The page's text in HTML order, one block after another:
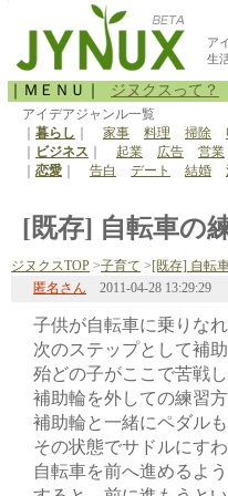
ア
生
｜ＭＥＮＵ｜ ジヌクスって？
アイデアジャンル一覧
暮らし 家事 料理 掃除
ビジネス 起業 広告 営業
恋愛 告白 デート 結婚
[既存] 自転車の
ジヌクスTOP >子育て >[既存] 自転
匿名さん 2011-04-28 13:29:29
子供が自転車に乗りな
次のステップとして補
殆どの子がここで苦戦し
補助輪を外しての練習方
補助輪と一緒にペダル
その状態でサドルにす
自転車を前へ進めるよう